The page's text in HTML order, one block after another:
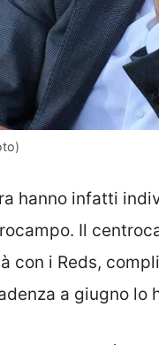
hanno infatti
Il
con i Reds,
a giugno lo